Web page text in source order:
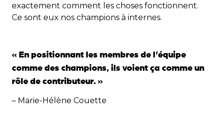
exactement comment les choses fonctionnent.
Ce sont eux nos champions à internes.
« En positionnant les membres de l’équipe
comme des champions, ils voient ça comme un
rôle de contributeur. »
– Marie-Hélène Couette